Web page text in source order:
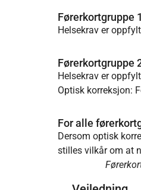
Førerkortgruppe 1
Helsekrav er
Førerkortgruppe
Helsekrav er
Optisk korreksjon:
For alle
Dersom optisk
stilles vilkår om at